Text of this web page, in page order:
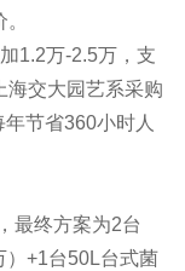
1.2万-2.5万，支
海交大园艺系采购
节省360小时人
最终方案为2台
）+1台50L台式菌